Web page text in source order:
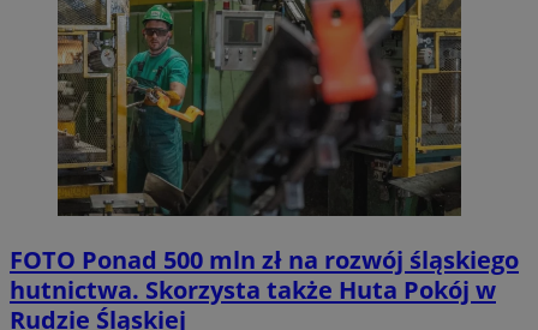
FOTO Ponad 500 mln zł na rozwój śląskiego
hutnictwa. Skorzysta także Huta Pokój w
Rudzie Śląskiej